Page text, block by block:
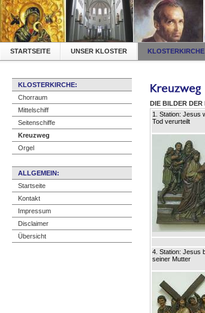
STARTSEITE UNSER KLOSTER KLOSTERKIRCHE
KLOSTERKIRCHE:
Chorraum
Mittelschiff
Seitenschiffe
Kreuzweg
Orgel
ALLGEMEIN:
Startseite
Kontakt
Impressum
Disclaimer
Übersicht
DIE BILDER DER
1. Station: Jesus
Tod verurteilt
4. Station: Jesus
seiner Mutter